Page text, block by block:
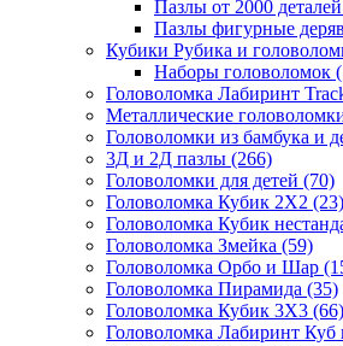
Пазлы от 2000 деталей
Пазлы фигурные
Кубики Рубика и
Наборы головоломок
Головоломка Лабиринт
Металлические
Головоломки из бамбука и
3Д и 2Д пазлы (266)
Головоломки для детей (70)
Головоломка Кубик 2Х2 (23)
Головоломка Кубик
Головоломка Змейка (59)
Головоломка Орбо и Шар
Головоломка Пирамида (35)
Головоломка Кубик 3Х3 (66)
Головоломка Лабиринт